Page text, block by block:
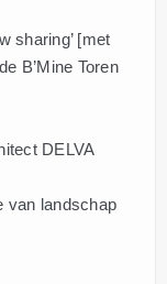
sharing’ [met
B’Mine Toren
DELVA
van landschap